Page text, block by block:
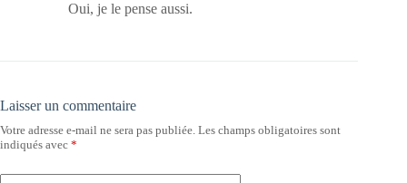
Oui, je le pense aussi.
Laisser un commentaire
Votre adresse e-mail ne sera pas publiée. Les champs obligatoires sont
indiqués avec *